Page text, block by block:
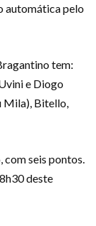
automática pelo
tem:
e Diogo
Mila), Bitello,
seis pontos.
deste